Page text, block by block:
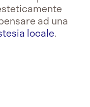
ad una
locale.